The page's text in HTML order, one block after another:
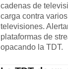
cadenas de
carga contra
televisiones.
plataformas de
opacando la TDT.